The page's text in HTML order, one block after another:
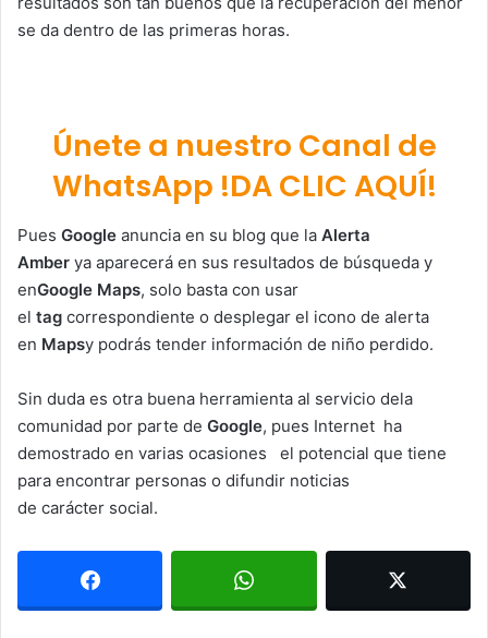
se da dentro de las primeras horas.
Únete a nuestro Canal de
WhatsApp !DA CLIC AQUÍ!
Pues Google anuncia en su blog que la Alerta
Amber ya aparecerá en sus resultados de búsqueda y
enGoogle Maps, solo basta con usar
el tag correspondiente o desplegar el icono de alerta
en Mapsy podrás tender información de niño perdido.
Sin duda es otra buena herramienta al servicio dela
comunidad por parte de Google, pues Internet ha
demostrado en varias ocasiones el potencial que tiene
para encontrar personas o difundir noticias
de carácter social.